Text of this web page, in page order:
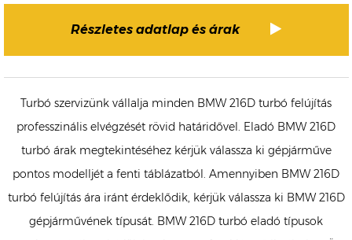
Részletes adatlap és árak
Turbó szervizünk vállalja minden BMW 216D turbó felújítás
professzinális elvégzését rövid határidővel. Eladó BMW 216D
turbó árak megtekintéséhez kérjük válassza ki gépjárműve
pontos modelljét a fenti táblázatból. Amennyiben BMW 216D
turbó felújítás ára iránt érdeklődik, kérjük válassza ki BMW 216D
gépjárművének típusát. BMW 216D turbó eladó típusok